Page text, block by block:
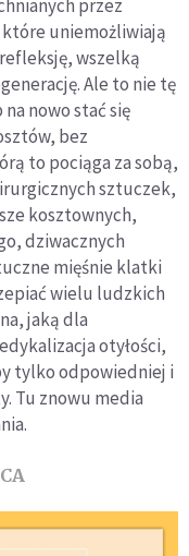
przez
uniemożliwiają
wszelką
Ale to nie tę
nowo stać się
bez
to pociąga za sobą,
sztuczek,
kosztownych,
dziwacznych
mięśnie klatki
wielu ludzkich
jaką dla
otyłości,
tylko odpowiedniej i
Tu znowu media